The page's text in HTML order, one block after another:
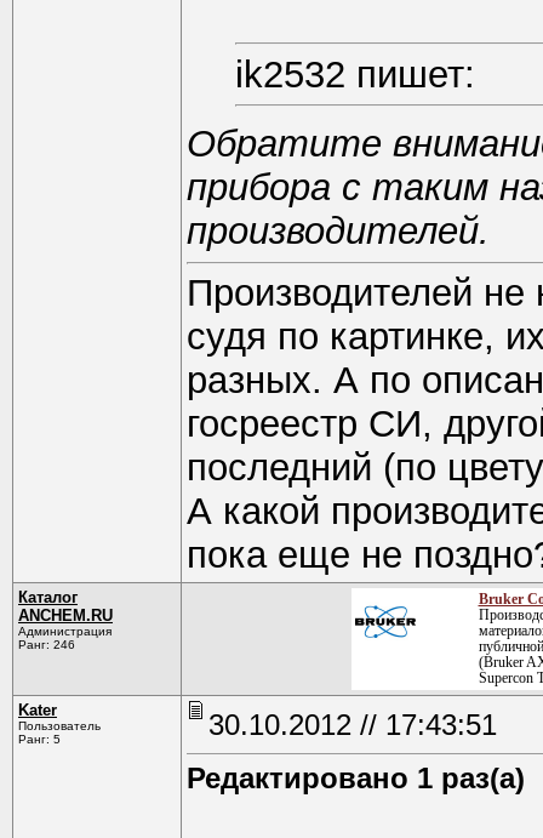
ik2532 пишет:
Обратите
прибора с таким
производителей.
Производителей
судя по картинке,
разных. А по
госреестр СИ,
последний (по
А какой
пока еще не
Каталог
ANCHEM.RU
Администрация
Ранг: 246
Bruker
(Bruker
Supercon
Kater
Пользователь
Ранг: 5
30.10.2012 // 17:43:51
Редактировано 1 раз(а)